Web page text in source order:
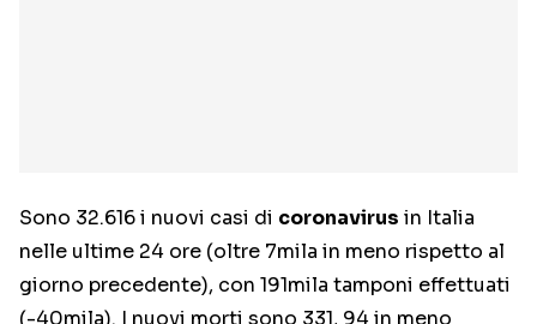
Sono 32.616 i nuovi casi di coronavirus in Italia
nelle ultime 24 ore (oltre 7mila in meno rispetto al
giorno precedente), con 191mila tamponi effettuati
(-40mila). I nuovi morti sono 331, 94 in meno